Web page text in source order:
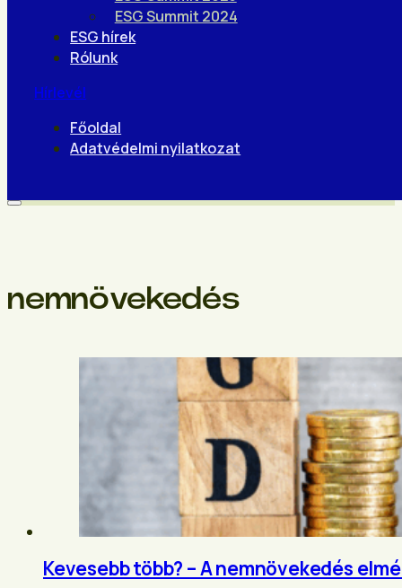
ESG Summit 2024
ESG hírek
Rólunk
Hírlevél
Főoldal
Adatvédelmi nyilatkozat
nemnövekedés
Kevesebb több? – A nemnövekedés